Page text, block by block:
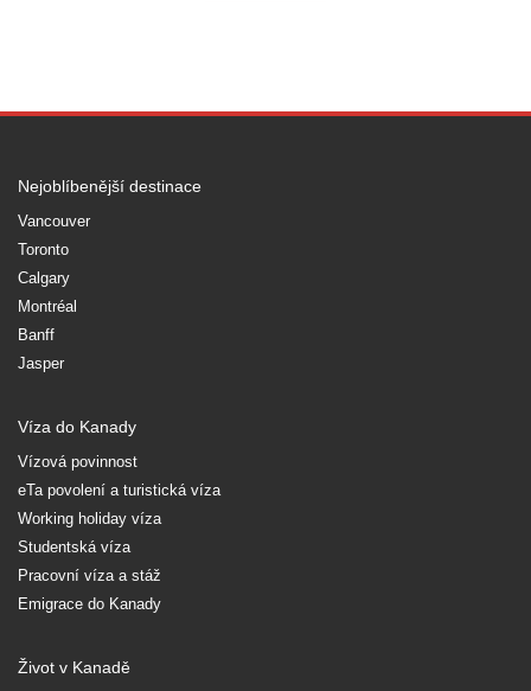
Nejoblíbenější destinace
Vancouver
Toronto
Calgary
Montréal
Banff
Jasper
Víza do Kanady
Vízová povinnost
eTa povolení a turistická víza
Working holiday víza
Studentská víza
Pracovní víza a stáž
Emigrace do Kanady
Život v Kanadě